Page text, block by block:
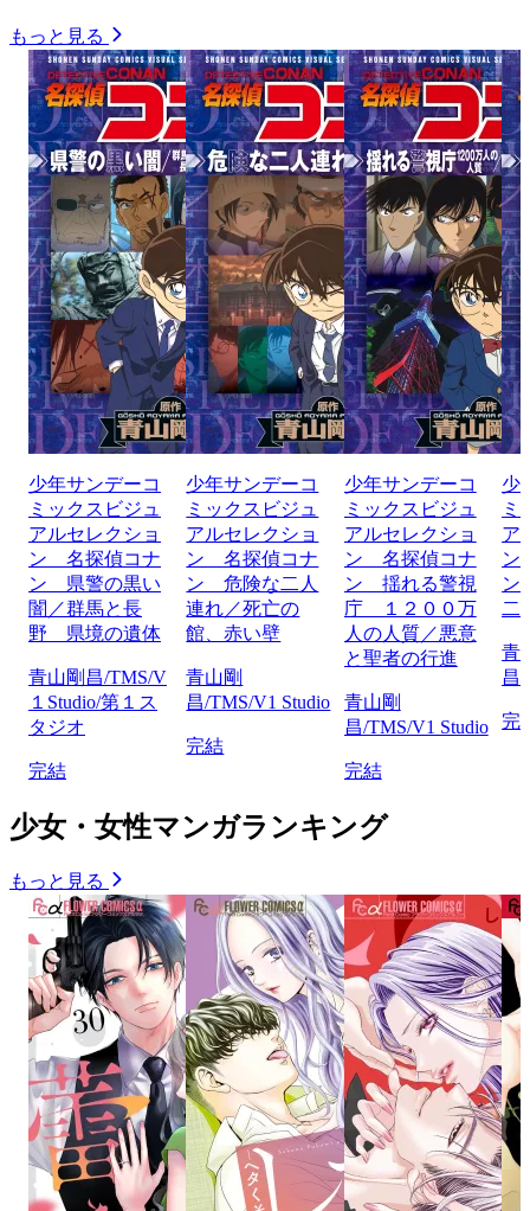
もっと見る
少年サンデーコ
ミックスビジュ
アルセレクショ
ン 名探偵コナ
ン 県警の黒い
闇／群馬と長
野 県境の遺体
青山剛昌/TMS/V
１Studio/第１ス
タジオ
完結
少年サンデーコ
ミックスビジュ
アルセレクショ
ン 名探偵コナ
ン 危険な二人
連れ／死亡の
館、赤い壁
青山剛
昌/TMS/V1 Studio
完結
少年サンデーコ
ミックスビジュ
アルセレクショ
ン 名探偵コナ
ン 揺れる警視
庁 １２００万
人の人質／悪意
と聖者の行進
青山剛
昌/TMS/V1 Studio
完結
少
ミ
ア
ン
ン
二
青
昌
完
少女・女性マンガランキング
もっと見る